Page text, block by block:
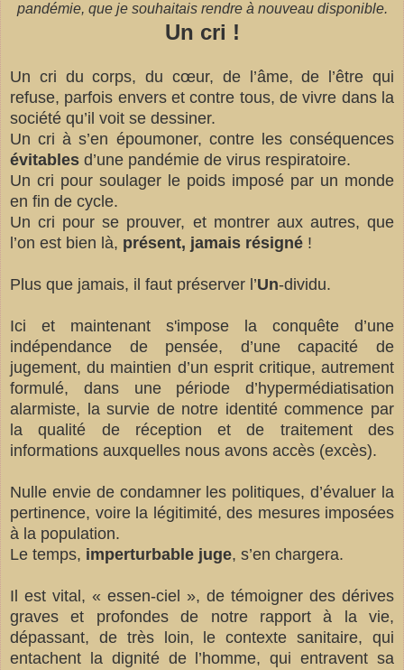
pandémie, que je souhaitais rendre à nouveau disponible.
Un cri !
Un cri du corps, du cœur, de l’âme, de l’être qui
refuse, parfois envers et contre tous, de vivre dans la
société qu’il voit se dessiner.
Un cri à s’en époumoner, contre les conséquences
évitables d’une pandémie de virus respiratoire.
Un cri pour soulager le poids imposé par un monde
en fin de cycle.
Un cri pour se prouver, et montrer aux autres, que
l’on est bien là, présent, jamais résigné !
Plus que jamais, il faut préserver l’Un-dividu.
Ici et maintenant s'impose la conquête d’une
indépendance de pensée, d’une capacité de
jugement, du maintien d’un esprit critique, autrement
formulé, dans une période d’hypermédiatisation
alarmiste, la survie de notre identité commence par
la qualité de réception et de traitement des
informations auxquelles nous avons accès (excès).
Nulle envie de condamner les politiques, d’évaluer la
pertinence, voire la légitimité, des mesures imposées
à la population.
Le temps, imperturbable juge, s’en chargera.
Il est vital, « essen-ciel », de témoigner des dérives
graves et profondes de notre rapport à la vie,
dépassant, de très loin, le contexte sanitaire, qui
entachent la dignité de l’homme, qui entravent sa